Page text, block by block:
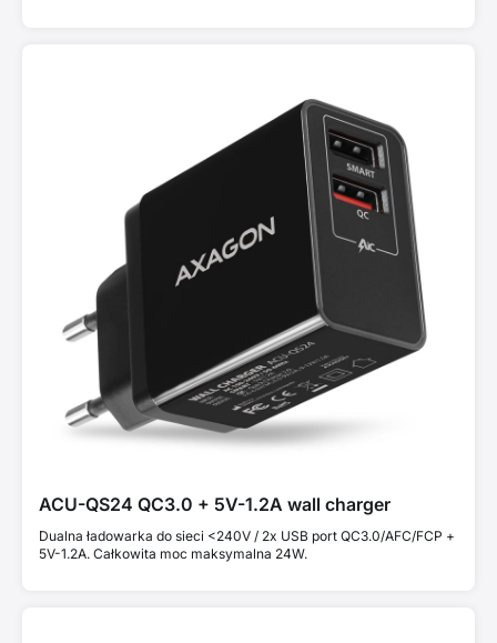
ACU-QS24 QC3.0 + 5V-1.2A wall charger
Dualna ładowarka do sieci <240V / 2x USB port QC3.0/AFC/FCP +
5V-1.2A. Całkowita moc maksymalna 24W.